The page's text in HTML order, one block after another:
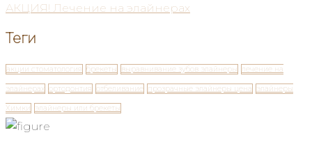
АКЦИЯ! Лечение на элайнерах
Теги
акции стоматология брекеты выравнивание зубов элайнеры лечение на
элайнерах ортодонтия отбеливание прозрачные элайнеры цена элайнеры
Химки элайнеры или брекеты